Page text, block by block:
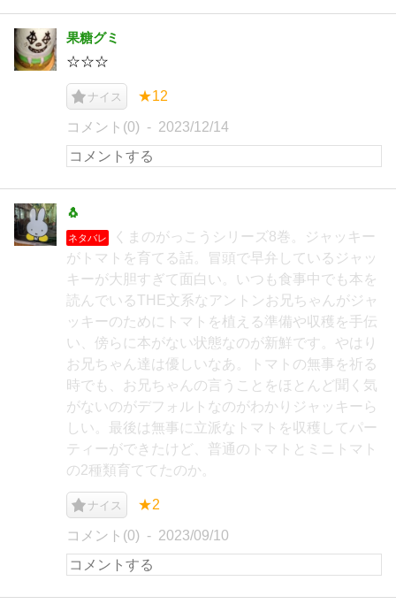
果糖グミ
☆☆☆
ナイス ★12
コメント(0) 2023/12/14
🐧
ネタバレ
くまのがっこうシリーズ8巻。ジャッキー
がトマトを育てる話。冒頭で早弁しているジャッ
キーが大胆すぎて面白い。いつも食事中でも本を
読んでいるTHE文系なアントンお兄ちゃんがジャ
ッキーのためにトマトを植える準備や収穫を手伝
い、傍らに本がない状態なのが新鮮です。やはり
お兄ちゃん達は優しいなあ。トマトの無事を祈る
時でも、お兄ちゃんの言うことをほとんど聞く気
がないのがデフォルトなのがわかりジャッキーら
しい。最後は無事に立派なトマトを収穫してパー
ティーができたけど、普通のトマトとミニトマト
の2種類育ててたのか。
ナイス ★2
コメント(0) 2023/09/10